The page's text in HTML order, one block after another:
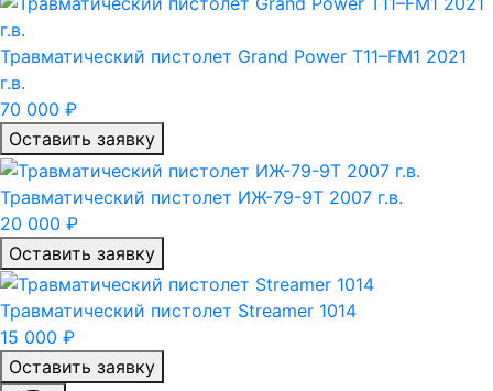
Травматический пистолет Grand Power T11–FM1 2021
г.в.
70 000 ₽
Оставить заявку
Травматический пистолет ИЖ-79-9Т 2007 г.в.
20 000 ₽
Оставить заявку
Травматический пистолет Streamer 1014
15 000 ₽
Оставить заявку